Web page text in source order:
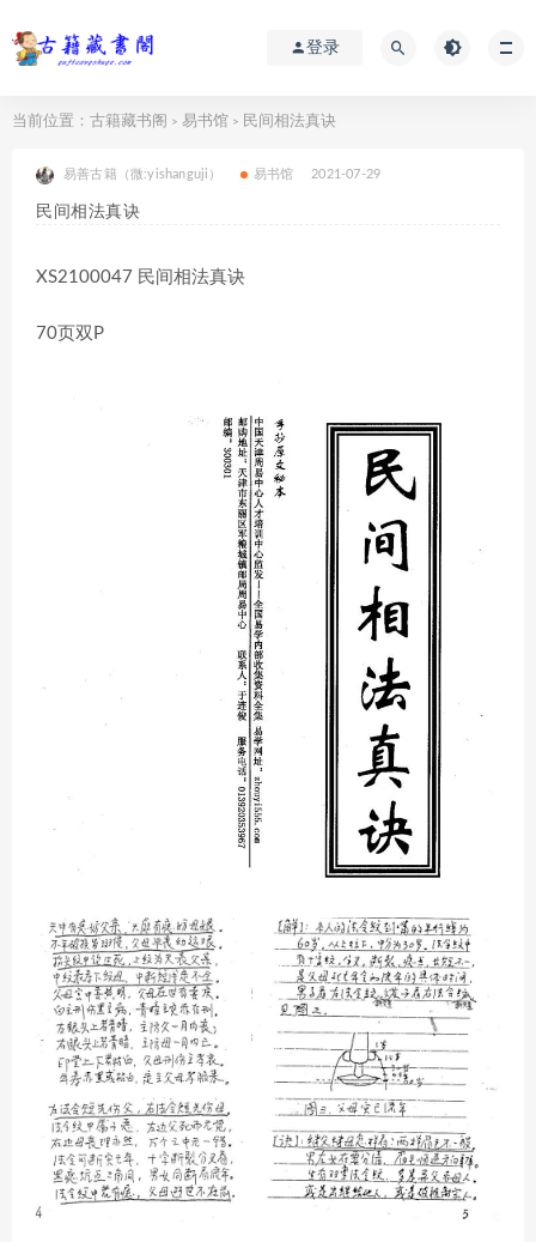
登录
当前位置： 古籍藏书阁 > 易书馆 > 民间相法真诀
易善古籍（微:yishanguji） 易书馆 2021-07-29
民间相法真诀
XS2100047 民间相法真诀
70页双P